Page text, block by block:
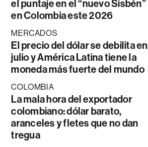
el puntaje en el “nuevo Sisbén”
en Colombia este 2026
MERCADOS
El precio del dólar se debilita en
julio y América Latina tiene la
moneda más fuerte del mundo
COLOMBIA
La mala hora del exportador
colombiano: dólar barato,
aranceles y fletes que no dan
tregua